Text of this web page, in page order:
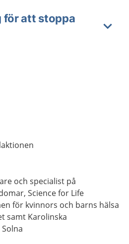
för att stoppa
och specialist på
Science for Life
för kvinnors och barns hälsa
samt Karolinska
Solna